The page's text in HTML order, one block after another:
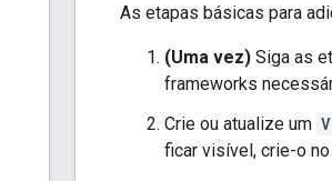
As etapas básicas para
(Uma vez) Siga as
frameworks
Crie ou atualize um
ficar visível, crie-o